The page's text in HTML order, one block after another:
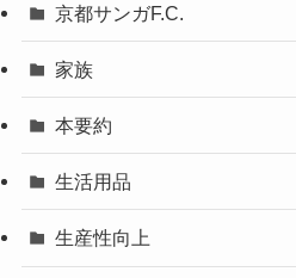
京都サンガF.C.
家族
本要約
生活用品
生産性向上